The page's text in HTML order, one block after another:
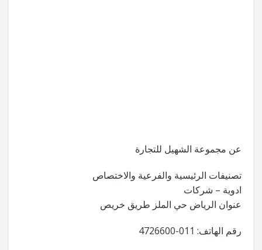
عن مجموعة الشهيل للتجارة
تصنيفات الرئيسية والفرعية والاختصاص
ادوية – شركات
عنوان الرياض حي الملز طريق خريص
رقم الهاتف: 011-4726600